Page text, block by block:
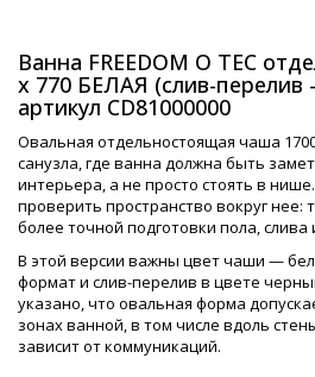
Ванна FREEDOM O TEC
х 770 БЕЛАЯ (слив-
артикул CD81000000
Овальная отдельностоящая чаша
санузла, где ванна должна быть
интерьера, а не просто стоять в
проверить пространство вокруг нее:
более точной подготовки пола,
В этой версии важны цвет чаши —
формат и слив-перелив в цвете
указано, что овальная форма
зонах ванной, в том числе вдоль
зависит от коммуникаций.